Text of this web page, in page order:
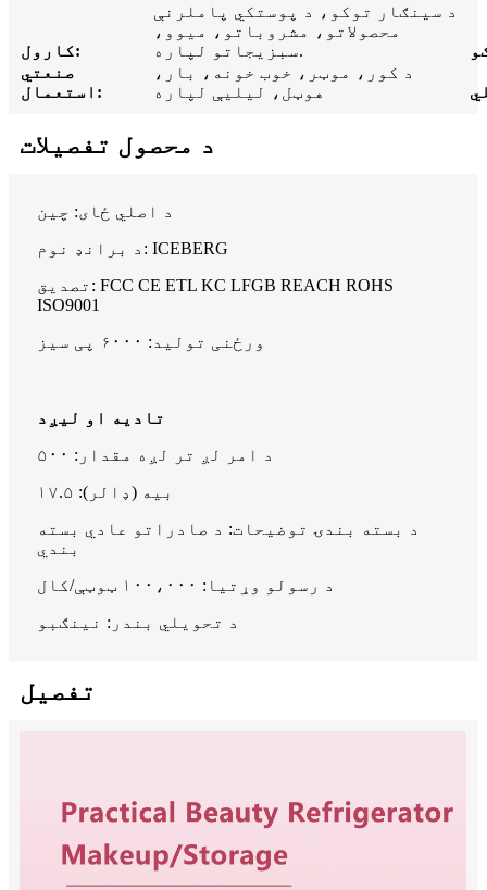
کارول:
د سينګار توکو، د پوستکي پاملرنې
محصولاتو، مشروباتو، ميوو،
سبزيجاتو لپاره.
صنعتي
استعمال:
د کور، موټر، خوب خونه، بار،
هوټل، لیلیې لپاره
د محصول تفصيلات
د اصلي ځای: چین
د برانډ نوم: ICEBERG
تصدیق: FCC CE ETL KC LFGB REACH ROHS
ISO9001
ورځنی تولید: ۶۰۰۰ پی سیز
تادیه او لیږد
د امر لږ تر لږه مقدار: ۵۰۰
بیه (ډالر): ۱۷.۵
د بسته بندۍ توضیحات: د صادراتو عادي بسته
بندي
د رسولو وړتیا: ۱۰۰،۰۰۰ ټوټې/کال
د تحویلي بندر: نینګبو
تفصیل